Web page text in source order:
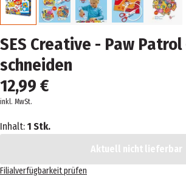
SES Creative - Paw
schneiden
12,99 €
inkl. MwSt.
Inhalt: 1 Stk.
Aktuell nicht lieferbar
Filialverfügbarkeit prüfen